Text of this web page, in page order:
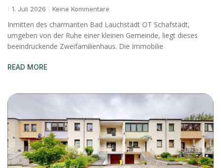
1. Juli 2026 Keine Kommentare
Inmitten des charmanten Bad Lauchstädt OT Schafstädt,
umgeben von der Ruhe einer kleinen Gemeinde, liegt dieses
beeindruckende Zweifamilienhaus. Die Immobilie
READ MORE